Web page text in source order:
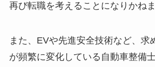
再び転職を考えることになりかねま
また、EVや先進安全技術など、求
が頻繁に変化している自動車整備